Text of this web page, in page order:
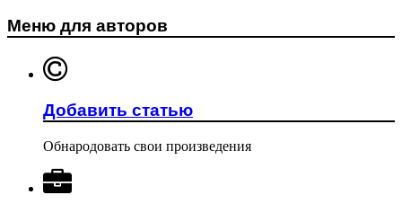
Меню для авторов
Добавить статью
Обнародовать свои произведения